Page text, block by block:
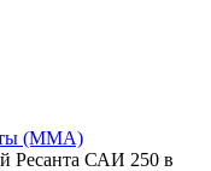
(ММА)
Ресанта САИ 250 в